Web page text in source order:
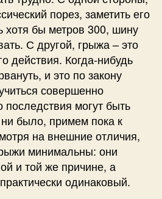
порез, заметить его
хотя бы метров 300, шину
С другой, грыжа – это
действия. Когда-нибудь
и это по закону
совершенно
последствия могут быть
было, примем пока к
на внешние отличия,
минимальны: они
и той же причине, а
одинаковый.